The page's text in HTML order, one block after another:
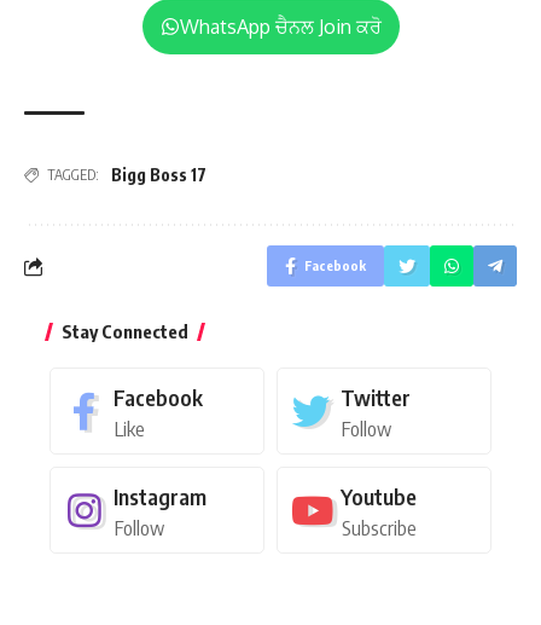
WhatsApp ਚੈਨਲ Join ਕਰੋ
TAGGED: Bigg Boss 17
Facebook
Stay Connected
Facebook
Like
Twitter
Follow
Instagram
Follow
Youtube
Subscribe